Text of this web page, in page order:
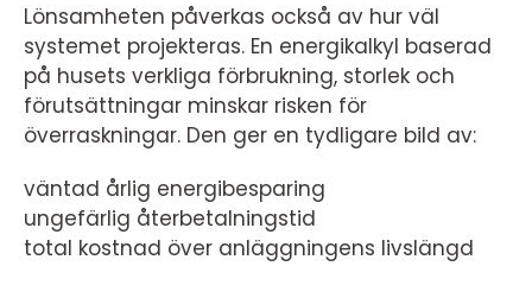
Lönsamheten påverkas också av hur väl
systemet projekteras. En energikalkyl baserad
på husets verkliga förbrukning, storlek och
förutsättningar minskar risken för
överraskningar. Den ger en tydligare bild av:
väntad årlig energibesparing
ungefärlig återbetalningstid
total kostnad över anläggningens livslängd